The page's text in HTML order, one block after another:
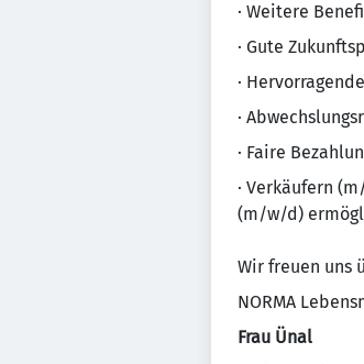
· Weitere
· Gute
·
·
· Faire
· Verkäufern
(m/w/d)
Wir freuen uns
NORMA
Frau Ünal